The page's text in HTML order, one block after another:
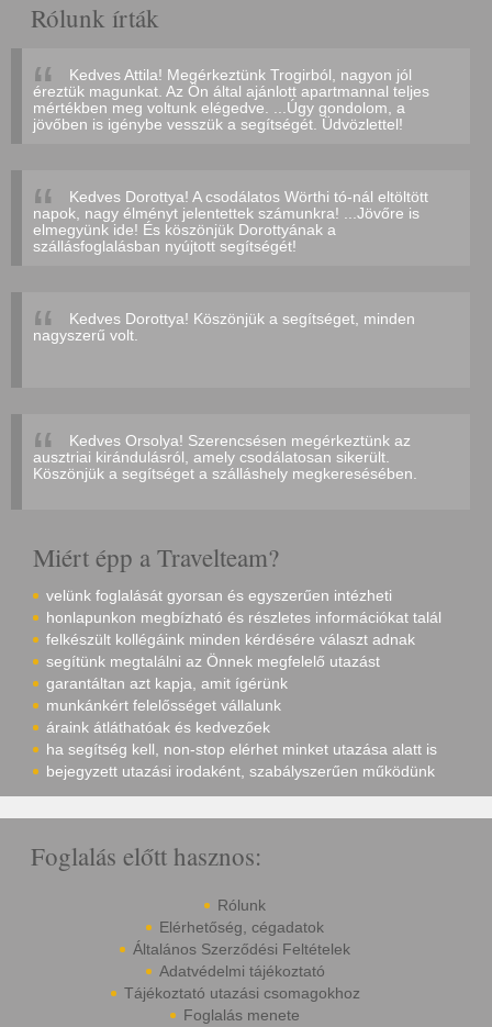
Rólunk írták
Kedves Attila! Megérkeztünk Trogirból, nagyon jól
éreztük magunkat. Az Ön által ajánlott apartmannal teljes
mértékben meg voltunk elégedve. ...Úgy gondolom, a
jövőben is igénybe vesszük a segítségét. Üdvözlettel!
Kedves Dorottya! A csodálatos Wörthi tó-nál eltöltött
napok, nagy élményt jelentettek számunkra! ...Jövőre is
elmegyünk ide! És köszönjük Dorottyának a
szállásfoglalásban nyújtott segítségét!
Kedves Dorottya! Köszönjük a segítséget, minden
nagyszerű volt.
Kedves Orsolya! Szerencsésen megérkeztünk az
ausztriai kirándulásról, amely csodálatosan sikerült.
Köszönjük a segítséget a szálláshely megkeresésében.
Miért épp a Travelteam?
velünk foglalását gyorsan és egyszerűen intézheti
honlapunkon megbízható és részletes információkat talál
felkészült kollégáink minden kérdésére választ adnak
segítünk megtalálni az Önnek megfelelő utazást
garantáltan azt kapja, amit ígérünk
munkánkért felelősséget vállalunk
áraink átláthatóak és kedvezőek
ha segítség kell, non-stop elérhet minket utazása alatt is
bejegyzett utazási irodaként, szabályszerűen működünk
Foglalás előtt hasznos:
Rólunk
Elérhetőség, cégadatok
Általános Szerződési Feltételek
Adatvédelmi tájékoztató
Tájékoztató utazási csomagokhoz
Foglalás menete